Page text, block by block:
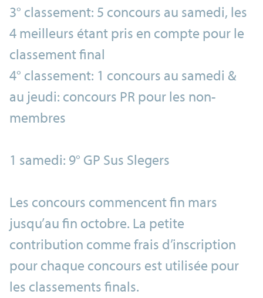
3° classement: 5 concours au samedi, les
4 meilleurs étant pris en compte pour le
classement final
4° classement: 1 concours au samedi &
au jeudi: concours PR pour les non-
membres
1 samedi: 9° GP Sus Slegers
Les concours commencent fin mars
jusqu’au fin octobre. La petite
contribution comme frais d’inscription
pour chaque concours est utilisée pour
les classements finals.